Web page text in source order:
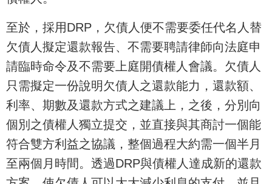
至於，採用DRP，欠債人便不需要委任代名人替
欠債人擬定還款報告、不需要聘請律師向法庭申
請臨時命令及不需要上庭開債權人會議。欠債人
只需擬定一份說明欠債人之還款能力，還款額、
利率、期數及還款方式之建議上，之後，分別向
個別之債權人獨立提交，並直接與其商討一個能
符合雙方利益之協議，整個過程大約需一個半月
至兩個月時間。透過DRP與債權人達成新的還款